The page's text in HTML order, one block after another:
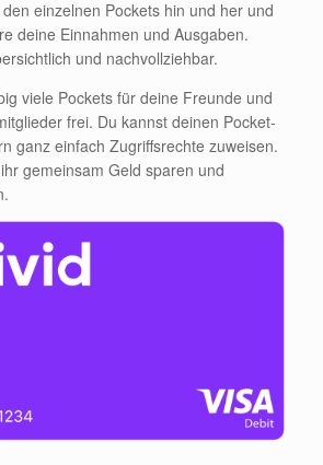
einzelnen Pockets hin und her und
deine Einnahmen und Ausgaben.
und nachvollziehbar.
viele Pockets für deine Freunde und
frei. Du kannst deinen Pocket-
ganz einfach Zugriffsrechte zuweisen.
gemeinsam Geld sparen und